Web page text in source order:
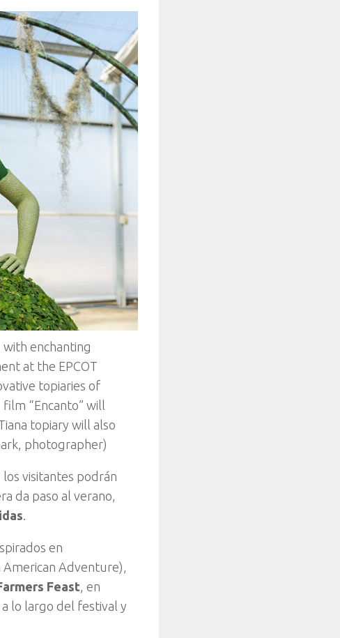
enchanting
at the EPCOT
topiaries of
“Encanto” will
topiary will also
photographer)
los visitantes podrán
da paso al verano,
.
en
Adventure),
Feast, en
lo largo del festival y